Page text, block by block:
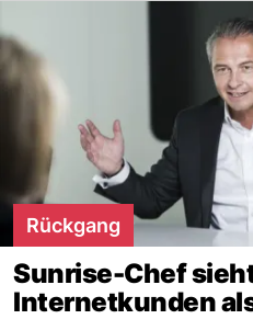
Rückgang
Sunrise-Chef
Internetkunden